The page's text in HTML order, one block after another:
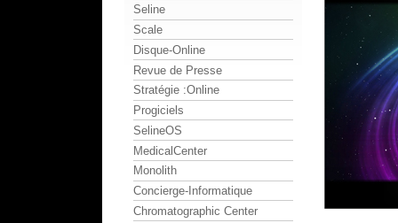
Seline
Scale
Disque-Online
Revue de Presse
Stratégie :Online
Progiciels
SelineOS
MedicalCenter
Monolith
Concierge-Informatique
Chromatographic Center